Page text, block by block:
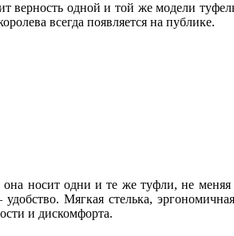
верность одной и той же модели
всегда появляется на публике.
она носит одни и те же туфли, не
удобство. Мягкая стелька,
и дискомфорта.